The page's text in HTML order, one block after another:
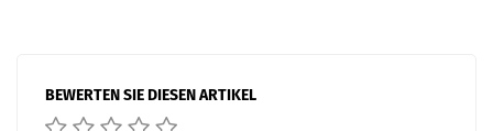
BEWERTEN SIE DIESEN ARTIKEL